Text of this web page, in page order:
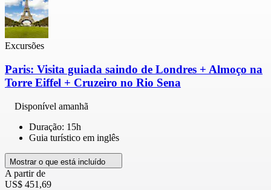
Excursões
Paris: Visita guiada saindo de Londres + Almoço na
Torre Eiffel + Cruzeiro no Rio Sena
Disponível amanhã
Duração: 15h
Guia turístico em inglês
Mostrar o que está incluído
A partir de
US$ 451,69